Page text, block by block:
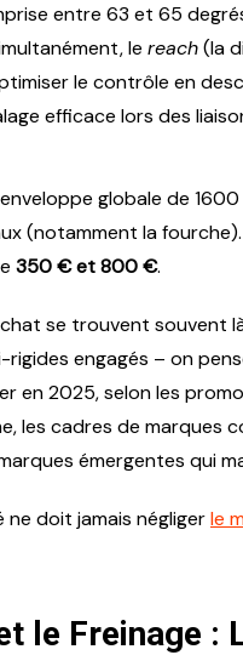
entre 63 et 65
le reach(la
le contrôle en
efficace lors des
globale de
(notamment la
350 € et 800 €.
se trouvent souvent
engagés – on
en 2025, selon les
les cadres de marques
émergentes qui
ne doit jamais négligerle
le Freinage :